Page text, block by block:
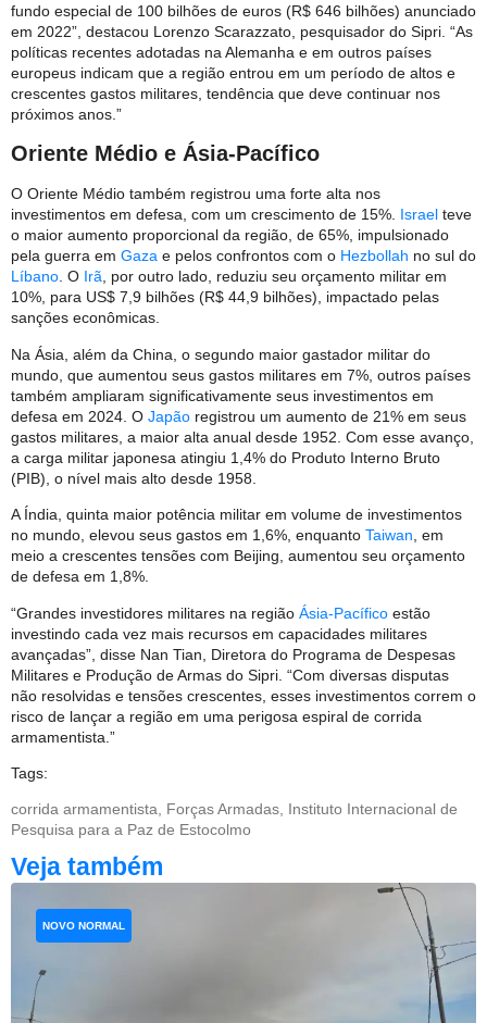
fundo especial de 100 bilhões de euros (R$ 646 bilhões) anunciado
em 2022”, destacou Lorenzo Scarazzato, pesquisador do Sipri. “As
políticas recentes adotadas na Alemanha e em outros países
europeus indicam que a região entrou em um período de altos e
crescentes gastos militares, tendência que deve continuar nos
próximos anos.”
Oriente Médio e Ásia-Pacífico
O Oriente Médio também registrou uma forte alta nos
investimentos em defesa, com um crescimento de 15%. Israel teve
o maior aumento proporcional da região, de 65%, impulsionado
pela guerra em Gaza e pelos confrontos com o Hezbollah no sul do
Líbano. O Irã, por outro lado, reduziu seu orçamento militar em
10%, para US$ 7,9 bilhões (R$ 44,9 bilhões), impactado pelas
sanções econômicas.
Na Ásia, além da China, o segundo maior gastador militar do
mundo, que aumentou seus gastos militares em 7%, outros países
também ampliaram significativamente seus investimentos em
defesa em 2024. O Japão registrou um aumento de 21% em seus
gastos militares, a maior alta anual desde 1952. Com esse avanço,
a carga militar japonesa atingiu 1,4% do Produto Interno Bruto
(PIB), o nível mais alto desde 1958.
A Índia, quinta maior potência militar em volume de investimentos
no mundo, elevou seus gastos em 1,6%, enquanto Taiwan , em
meio a crescentes tensões com Beijing, aumentou seu orçamento
de defesa em 1,8%.
“Grandes investidores militares na região Ásia-Pacífico estão
investindo cada vez mais recursos em capacidades militares
avançadas”, disse Nan Tian, ​​Diretora do Programa de Despesas
Militares e Produção de Armas do Sipri. “Com diversas disputas
não resolvidas e tensões crescentes, esses investimentos correm o
risco de lançar a região em uma perigosa espiral de corrida
armamentista.”
Tags:
corrida armamentista, Forças Armadas, Instituto Internacional de
Pesquisa para a Paz de Estocolmo
Veja também
NOVO NORMAL